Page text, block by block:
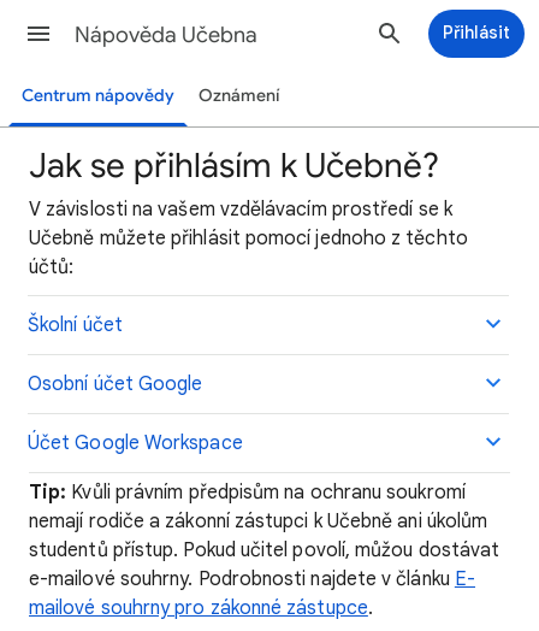
Nápověda Učebna Přihlásit
Centrum nápovědy Oznámení
Jak se přihlásím k Učebně?
V závislosti na vašem vzdělávacím prostředí se k
Učebně můžete přihlásit pomocí jednoho z těchto
účtů:
Školní účet
Osobní účet Google
Účet Google Workspace
Tip: Kvůli právním předpisům na ochranu soukromí
nemají rodiče a zákonní zástupci k Učebně ani úkolům
studentů přístup. Pokud učitel povolí, můžou dostávat
e-mailové souhrny. Podrobnosti najdete v článku E-
mailové souhrny pro zákonné zástupce.